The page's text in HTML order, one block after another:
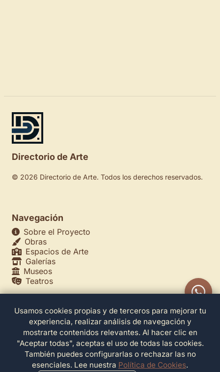
Directorio de Arte
© 2026 Directorio de Arte. Todos los derechos reservados.
Navegación
Sobre el Proyecto
Obras
Espacios de Arte
Galerías
Museos
Teatros
Legales
Política de Privacidad
Política de Cookies
Configuración de Cookies
Términos de Servicio
Contacto
Usamos cookies propias y de terceros para mejorar tu
experiencia, realizar análisis de navegación y
mostrarte contenidos relevantes. Al hacer clic en
"Aceptar todas", aceptas el uso de todas las cookies.
También puedes configurarlas o rechazar las no
esenciales. Lee nuestra Política de Cookies.